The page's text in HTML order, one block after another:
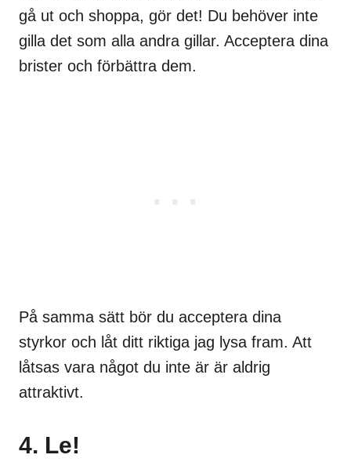
gå ut och shoppa, gör det! Du behöver inte
gilla det som alla andra gillar. Acceptera dina
brister och förbättra dem.
På samma sätt bör du acceptera dina
styrkor och låt ditt riktiga jag lysa fram. Att
låtsas vara något du inte är är aldrig
attraktivt.
4. Le!